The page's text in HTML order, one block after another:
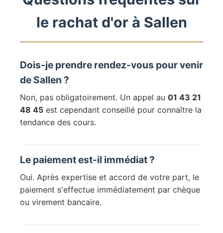
le rachat d'or à Sallen
Dois-je prendre rendez-vous pour venir
de Sallen ?
Non, pas obligatoirement. Un appel au 01 43 21
48 45 est cependant conseillé pour connaître la
tendance des cours.
Le paiement est-il immédiat ?
Oui. Après expertise et accord de votre part, le
paiement s'effectue immédiatement par chèque
ou virement bancaire.